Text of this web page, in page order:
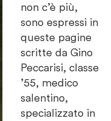
non c’è più,
sono espressi in
queste pagine
scritte da Gino
Peccarisi, classe
’55, medico
salentino,
specializzato in